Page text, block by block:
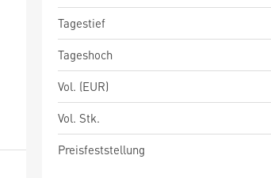
Tagestief
Tageshoch
Vol. (EUR)
Vol. Stk.
Preisfeststellung